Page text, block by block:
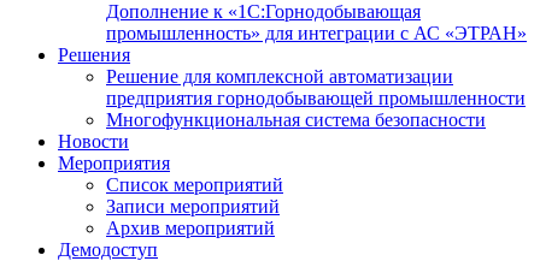
Дополнение к «1С:Горнодобывающая
промышленность» для интеграции с АС «ЭТРАН»
Решения
Решение для комплексной автоматизации
предприятия горнодобывающей промышленности
Многофункциональная система безопасности
Новости
Мероприятия
Список мероприятий
Записи мероприятий
Архив мероприятий
Демодоступ